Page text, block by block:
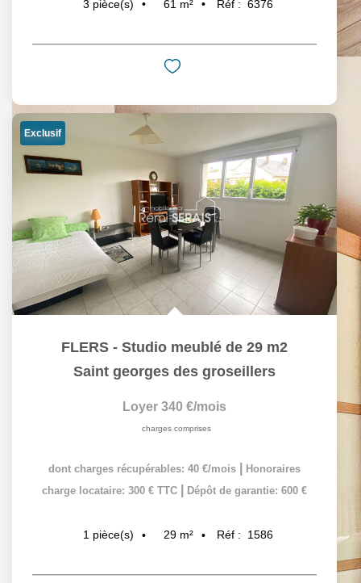
3 pièce(s) 61 m² Réf : 6376
Exclusif
FLERS - Studio meublé de 29 m2
Saint georges des groseillers
Loyer 340 €/mois
charges comprises
dont charges récupérables: 40 €/mois
Honoraires
charge locataire: 300 € TTC
Dépôt de garantie: 600 €
1 pièce(s) 29 m² Réf : 1586